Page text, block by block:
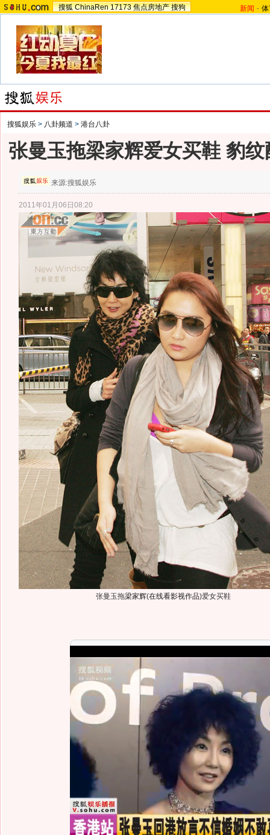
搜狐 ChinaRen 17173 焦点房地产 搜狗 新闻 -
搜狐娱乐 > 八卦频道 > 港台八卦
张曼玉拖梁家辉爱女买鞋 豹
来源:搜狐娱乐
2011年01月06日08:20
张曼玉拖梁家辉(在线看影视作品)爱女买鞋